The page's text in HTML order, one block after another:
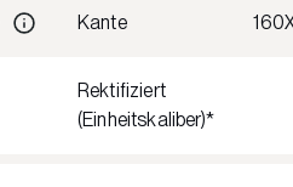
Kante
Rektifiziert
(Einheitskaliber)*